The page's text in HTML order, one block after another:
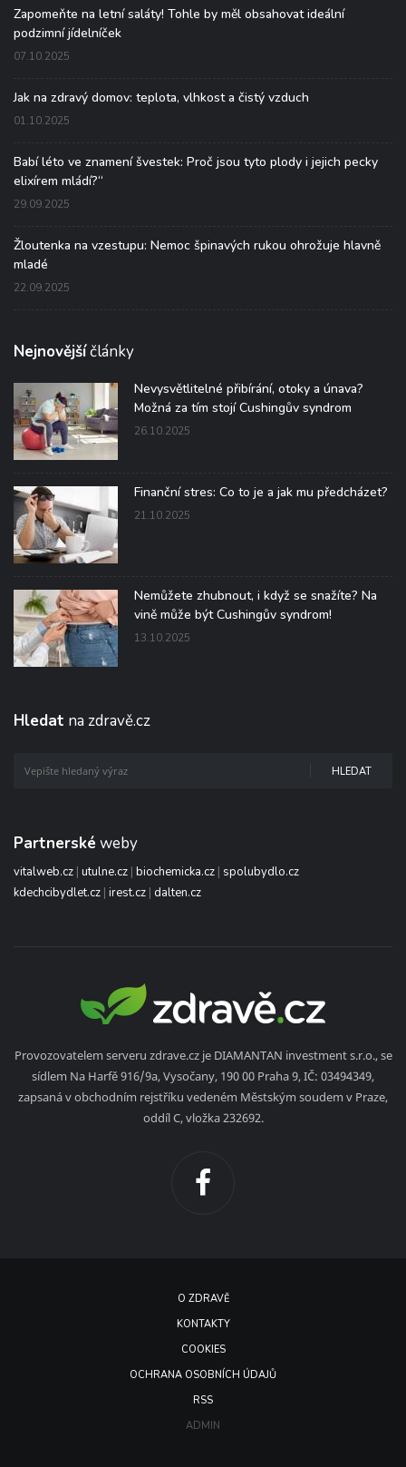
Zapomeňte na letní saláty! Tohle by měl obsahovat ideální
podzimní jídelníček
07.10.2025
Jak na zdravý domov: teplota, vlhkost a čistý vzduch
01.10.2025
Babí léto ve znamení švestek: Proč jsou tyto plody i jejich pecky
elixírem mládí?“
29.09.2025
Žloutenka na vzestupu: Nemoc špinavých rukou ohrožuje hlavně
mladé
22.09.2025
Nejnovějšíčlánky
Nevysvětlitelné přibírání, otoky a únava?
Možná za tím stojí Cushingův syndrom
26.10.2025
Finanční stres: Co to je a jak mu předcházet?
21.10.2025
Nemůžete zhubnout, i když se snažíte? Na
vině může být Cushingův syndrom!
13.10.2025
Hledat na zdravě.cz
HLEDAT
Partnerské weby
vitalweb.cz | utulne.cz | biochemicka.cz | spolubydlo.cz
kdechcibydlet.cz | irest.cz | dalten.cz
Provozovatelem serveru zdrave.cz je DIAMANTAN investment s.r.o., se
sídlem Na Harfě 916/9a, Vysočany, 190 00 Praha 9, IČ: 03494349,
zapsaná v obchodním rejstříku vedeném Městským soudem v Praze,
oddíl C, vložka 232692.
O ZDRAVĚ
KONTAKTY
COOKIES
OCHRANA OSOBNÍCH ÚDAJŮ
RSS
ADMIN